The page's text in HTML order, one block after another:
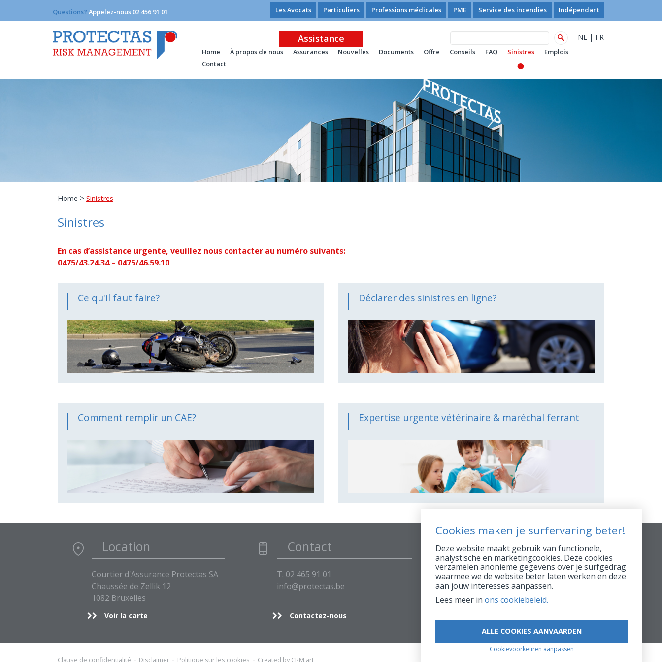
Questions? Appelez-nous 02 456 91 01 Les Avocats Particuliers Professions médicales PME Service des incendies Indépendant
Assistance NL | FR
Home À propos de nous Assurances Nouvelles Documents Offre Conseils FAQ Sinistres
Emplois
Contact
Home > Sinistres
Sinistres
En cas d’assistance urgente, veuillez nous contacter au numéro suivants:
0475/43.24.34 – 0475/46.59.10
Ce qu'il faut faire? Déclarer des sinistres en ligne?
Comment remplir un CAE? Expertise urgente vétérinaire & maréchal ferrant
Location
Courtier d'Assurance Protectas SA
Chaussée de Zellik 12
1082 Bruxelles
Voir la carte
Contact
T. 02 465 91 01
info@protectas.be
Contactez-nous
Info supp.
FSMA 16896 A
RPR 0423.039.170
Conduite AssurMiFiD
Clause de confidentialité Disclaimer Politique sur les cookies Created by CRM.art
Cookies maken je surfervaring beter!
Deze website maakt gebruik van functionele,
analystische en marketingcookies. Deze cookies
verzamelen anonieme gegevens over je surfgedrag
waarmee we de website beter laten werken en deze
aan jouw interesses aanpassen.
Lees meer in ons cookiebeleid.
ALLE COOKIES AANVAARDEN
Cookievoorkeuren aanpassen